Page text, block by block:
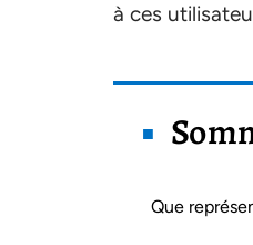
à ces
Que